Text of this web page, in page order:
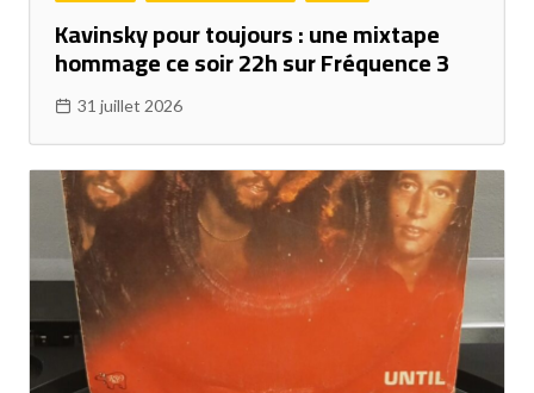
Kavinsky pour toujours : une mixtape
hommage ce soir 22h sur Fréquence 3
31 juillet 2026